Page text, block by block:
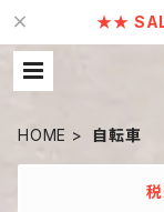
★★
HOME 自転車